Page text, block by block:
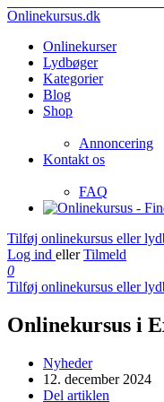
Onlinekursus.dk
Onlinekurser
Lydbøger
Kategorier
Blog
Shop
Annoncering
Kontakt os
FAQ
Tilføj onlinekursus eller
Log ind eller Tilmeld
0
Tilføj onlinekursus eller
Onlinekursus i
Nyheder
12. december 2024
Del artiklen